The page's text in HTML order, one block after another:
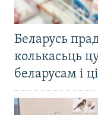
Беларусь
колькасьць
беларусам і